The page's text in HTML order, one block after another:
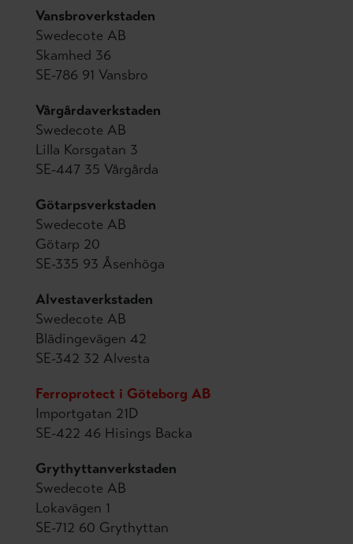
Vansbroverkstaden
Swedecote AB
Skamhed 36
SE-786 91 Vansbro
Vårgårdaverkstaden
Swedecote AB
Lilla Korsgatan 3
SE-447 35 Vårgårda
Götarpsverkstaden
Swedecote AB
Götarp 20
SE-335 93 Åsenhöga
Alvestaverkstaden
Swedecote AB
Blädingevägen 42
SE-342 32 Alvesta
Ferroprotect i Göteborg AB
Importgatan 21D
SE-422 46 Hisings Backa
Grythyttanverkstaden
Swedecote AB
Lokavägen 1
SE-712 60 Grythyttan